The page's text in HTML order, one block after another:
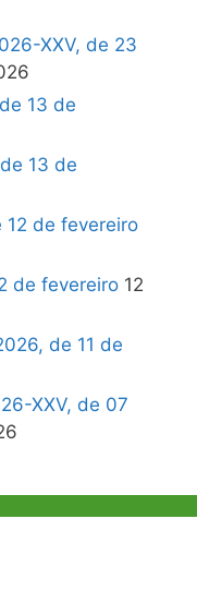
XXV, de 23
13 de
13 de
12 de fevereiro
de fevereiro 12
de 11 de
XXV, de 07